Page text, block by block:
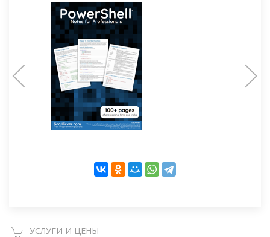
УСЛУГИ И ЦЕНЫ